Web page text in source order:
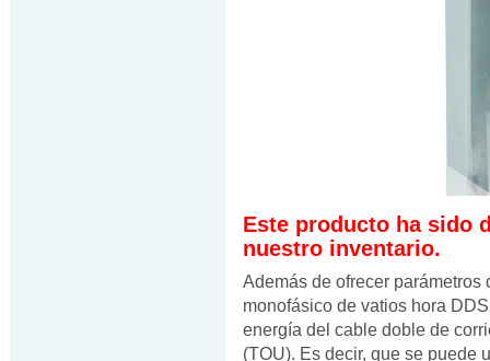
Este producto ha sido
nuestro inventario.
Además de ofrecer
monofásico de vatios hora
energía del cable doble de
(TOU). Es decir, que se puede